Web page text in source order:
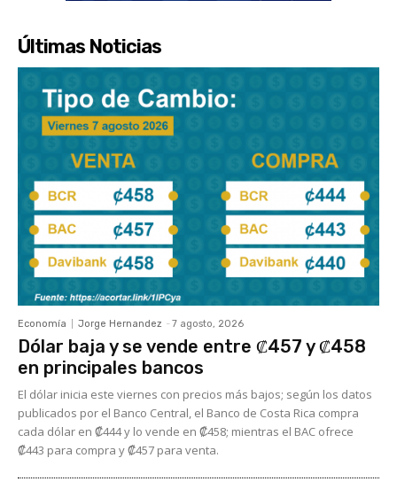
Últimas Noticias
Economía Jorge Hernandez - 7 agosto, 2026
Dólar baja y se vende entre ₡457 y ₡458
en principales bancos
El dólar inicia este viernes con precios más bajos; según los datos
publicados por el Banco Central, el Banco de Costa Rica compra
cada dólar en ₡444 y lo vende en ₡458; mientras el BAC ofrece
₡443 para compra y ₡457 para venta.